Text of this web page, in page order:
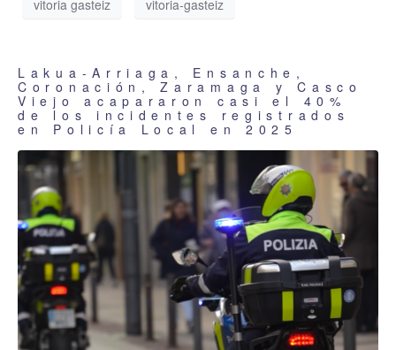
vitoria gasteiz vitoria-gasteiz
Lakua-Arriaga, Ensanche,
Coronación, Zaramaga y Casco
Viejo acapararon casi el 40%
de los incidentes registrados
en Policía Local en 2025